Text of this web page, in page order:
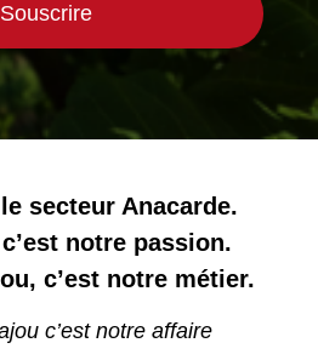
Souscrire
secteur Anacarde.
c’est notre passion.
c’est notre métier.
c’est notre affaire